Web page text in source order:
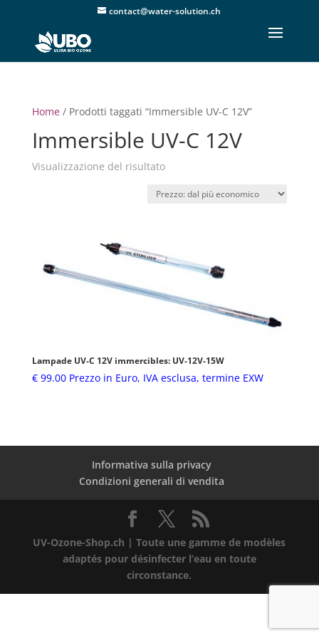
contact@water-solution.ch
Home/ Prodotti taggati “Immersible UV-C 12V”
Immersible UV-C 12V
Visualizzazione del risultato
Lampade UV-C 12V immercibles: UV-12V-15W
€99.00 Prezzo in Euro, IVA esclusa, termine EXW
Informativa sulla privacy
Condizioni generali di vendita
UV-Ozone-Shop.ch | Toute une gamme de modèles
adaptés pour désinfecter l’eau en toute
circonstance.